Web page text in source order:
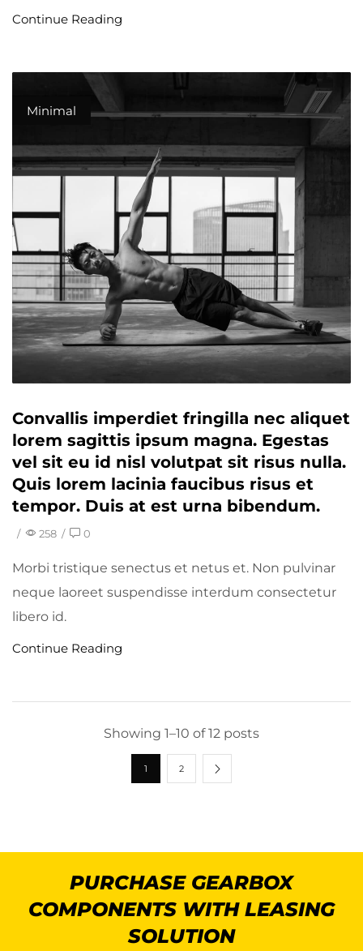
Continue Reading
Minimal
Convallis imperdiet fringilla nec aliquet
lorem sagittis ipsum magna. Egestas
vel sit eu id nisl volutpat sit risus nulla.
Quis lorem lacinia faucibus risus et
tempor. Duis at est urna bibendum.
/ 258 / 0
Morbi tristique senectus et netus et. Non pulvinar
neque laoreet suspendisse interdum consectetur
libero id.
Continue Reading
Showing 1–10 of 12 posts
1 2
PURCHASE GEARBOX
COMPONENTS WITH LEASING
SOLUTION